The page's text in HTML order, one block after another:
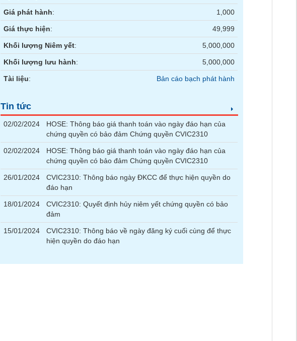
Giá phát hành: 1,000
Giá thực hiện: 49,999
Khối lượng Niêm yết: 5,000,000
Khối lượng lưu hành: 5,000,000
Tài liệu: Bản cáo bạch phát hành
Tin tức
02/02/2024
HOSE: Thông báo giá thanh toán vào ngày đáo hạn của
chứng quyền có bảo đảm Chứng quyền CVIC2310
02/02/2024
HOSE: Thông báo giá thanh toán vào ngày đáo hạn của
chứng quyền có bảo đảm Chứng quyền CVIC2310
26/01/2024
CVIC2310: Thông báo ngày ĐKCC để thực hiện quyền do
đáo hạn
18/01/2024
CVIC2310: Quyết định hủy niêm yết chứng quyền có bảo
đảm
15/01/2024
CVIC2310: Thông báo về ngày đăng ký cuối cùng để thực
hiện quyền do đáo hạn